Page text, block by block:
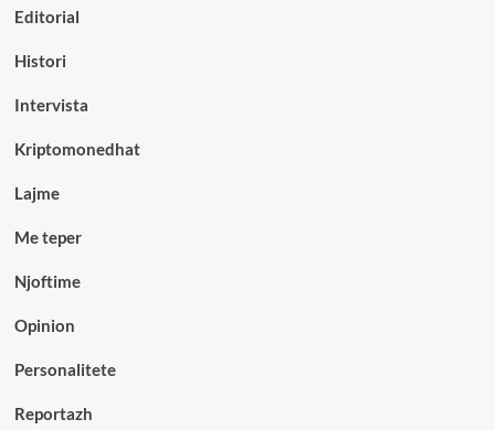
Editorial
Histori
Intervista
Kriptomonedhat
Lajme
Me teper
Njoftime
Opinion
Personalitete
Reportazh